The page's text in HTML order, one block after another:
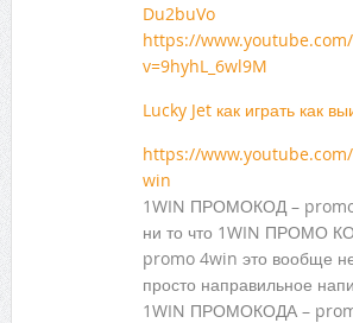
Du2buVo
https://
v=9hyhL_6wl9M
Lucky Jet как играть как
https://
win
1WIN ПРОМОКОД –
ни то что 1WIN ПРОМО
promo 4win это вообще
просто направильное
1WIN ПРОМОКОДА –